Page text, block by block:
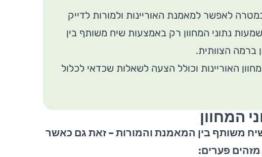
לאפשר למאמנת האוריינות ולמורות לדייק
נתוני המחוון רק באמצעות שיח משותף בין
ברמה הצוותית.
האוריינות וכולל הצעה לשאלות שכדאי לכלול
המחוון
משותף בין המאמנת והמורות – זאת גם כאשר
פערים: